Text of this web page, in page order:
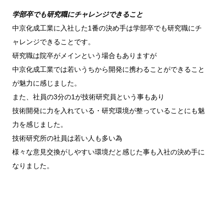
学部卒でも研究職にチャレンジできること
中京化成工業に入社した1番の決め手は学部卒でも研究職にチ
ャレンジできることです。
研究職は院卒がメインという場合もありますが
中京化成工業では若いうちから開発に携わることができること
が魅力に感じました。
また、社員の3分の1が技術研究員という事もあり
技術開発に力を入れている・研究環境が整っていることにも魅
力を感じました。
技術研究所の社員は若い人も多い為
様々な意見交換がしやすい環境だと感じた事も入社の決め手に
なりました。